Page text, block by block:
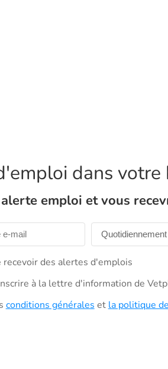
dans
alerte emploi et vous
recevoir des alertes d'emplois
à la lettre d'information de
conditions générales et la politique